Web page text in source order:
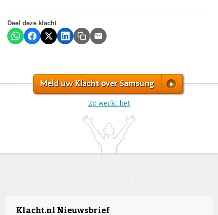
Deel deze klacht
Meld uw Klacht over Samsung
Zo werkt het
Klacht.nl Nieuwsbrief